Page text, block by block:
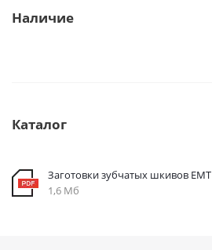
Наличие
Каталог
Заготовки зубчатых шкивов EMT
1,6 Мб